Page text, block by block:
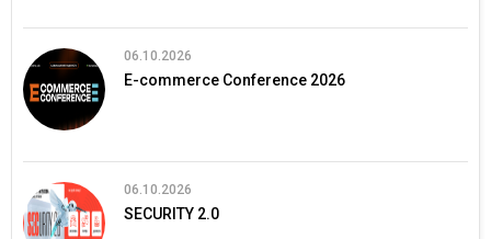
06.10.2026
E-commerce Conference 2026
06.10.2026
SECURITY 2.0